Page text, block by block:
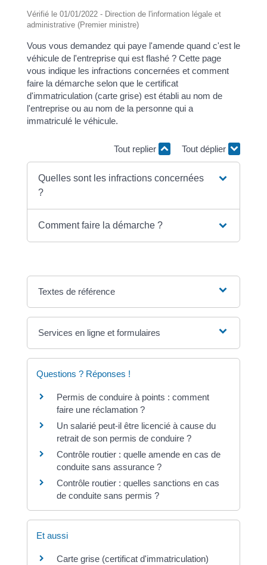
Vérifié le 01/01/2022 - Direction de l'information légale et
administrative (Premier ministre)
Vous vous demandez qui paye l'amende quand c'est le
véhicule de l'entreprise qui est flashé ? Cette page
vous indique les infractions concernées et comment
faire la démarche selon que le certificat
d'immatriculation (carte grise) est établi au nom de
l'entreprise ou au nom de la personne qui a
immatriculé le véhicule.
Tout replier Tout déplier
Quelles sont les infractions concernées
?
Comment faire la démarche ?
Textes de référence
Services en ligne et formulaires
Questions ? Réponses !
Permis de conduire à points : comment
faire une réclamation ?
Un salarié peut-il être licencié à cause du
retrait de son permis de conduire ?
Contrôle routier : quelle amende en cas de
conduite sans assurance ?
Contrôle routier : quelles sanctions en cas
de conduite sans permis ?
Et aussi
Carte grise (certificat d'immatriculation)